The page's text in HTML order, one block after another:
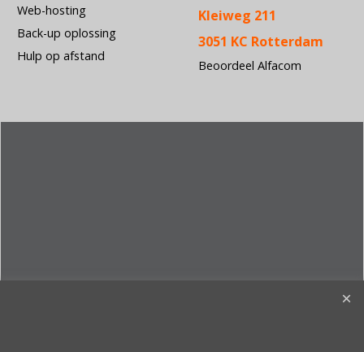
Web-hosting
Back-up oplossing
Hulp op afstand
Kleiweg 211
3051 KC Rotterdam
Beoordeel Alfacom